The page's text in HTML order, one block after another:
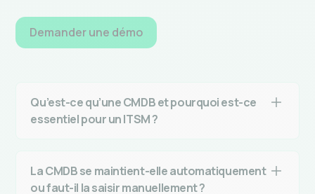
Demander une démo
Qu’est-ce qu’une CMDB et pourquoi est-ce
essentiel pour un ITSM ?
est le système nerveux de votre ITSM. C’est
l’inventaire centralisé de tous vos actifs TI et de
La CMDB se maintient-elle automatiquement
ou faut-il la saisir manuellement ?